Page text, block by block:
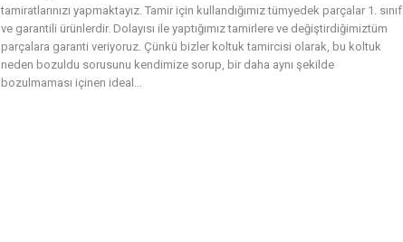
tamiratlarınızı yapmaktayız. Tamir için kullandığımız tümyedek parçalar 1. sınıf
ve garantili ürünlerdir. Dolayısı ile yaptığımız tamirlere ve değiştirdiğimiztüm
parçalara garanti veriyoruz. Çünkü bizler koltuk tamircisi olarak, bu koltuk
neden bozuldu sorusunu kendimize sorup, bir daha aynı şekilde
bozulmaması içinen ideal...